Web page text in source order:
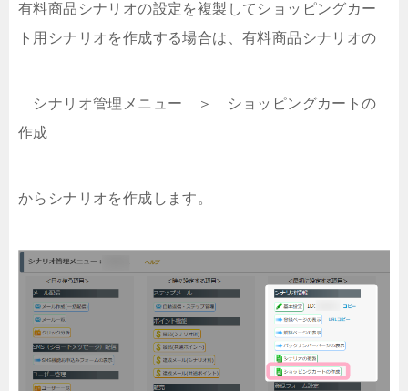
有料商品シナリオの設定を複製してショッピングカー
ト用シナリオを作成する場合は、有料商品シナリオの
シナリオ管理メニュー ＞ ショッピングカートの
作成
からシナリオを作成します。